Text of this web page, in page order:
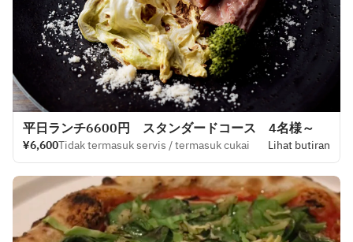
平日ランチ6600円 スタンダードコース 4名様～
¥6,600Tidak termasuk servis / termasuk cukai Lihat butiran